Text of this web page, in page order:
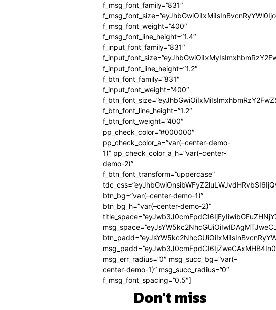
f_msg_font_family=”831″
f_msg_font_weight=”400″
f_msg_font_line_height=”1.4″
f_input_font_family=”831″
f_input_font_line_height=”1.2″
f_btn_font_family=”831″
f_input_font_weight=”400″
f_btn_font_line_height=”1.2″
f_btn_font_weight=”400″
pp_check_color=”#000000″
pp_check_color_a=”var(–center-demo-
1)” pp_check_color_a_h=”var(–center-
demo-2)”
f_btn_font_transform=”uppercase”
btn_bg=”var(–center-demo-1)”
btn_bg_h=”var(–center-demo-2)”
msg_err_radius=”0″ msg_succ_bg=”var(–
center-demo-1)” msg_succ_radius=”0″
f_msg_font_spacing=”0.5″]
Don't miss